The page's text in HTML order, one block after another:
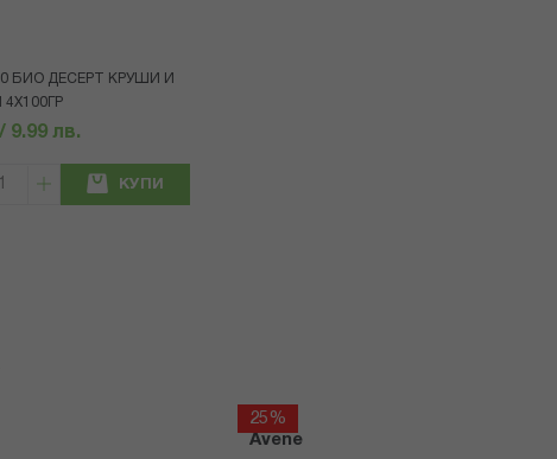
БИО ДЕСЕРТ КРУШИ И
9.99 лв.
КУПИ
25%
Avene